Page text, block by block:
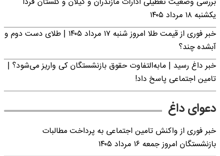
یکشنبه ۱۸ مرداد ۱۴۰۵
خبر فوری از قیمت طلا امروز شنبه ۱۷ مرداد ۱۴۰۵ | طلای دست دوم و
آبشده چند؟
خبر داغ رسید | مابه‌التفاوت حقوق بازنشستگان کی واریز می‌شود؟ |
تامین اجتماعی پاسخ داد!
دعوای داغ
خبر فوری از واکنش تامین اجتماعی به پرداخت مطالبات
بازنشستگان امروز جمعه ۱۶ مرداد ۱۴۰۵